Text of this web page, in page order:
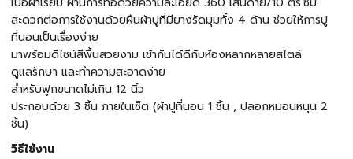
สะดวกต่อการใช้งานด้วยผืนผ้าปูที่มียางรัดมุมทั้ง 4 ด้าน ช่วยให้การปู
ที่นอนเป็นเรื่องง่าย
มาพร้อมดีไซน์สีพื้นสวยงาม เข้ากันได้ดีกับห้องหลากหลายสไตล์
ดูแลรักษา และทำความสะอาดง่าย
สำหรับฟูกขนาดไม่เกิน 12 นิ้ว
ประกอบด้วย 3 ชิ้น ภายในเซ็ต (ผ้าปูที่นอน 1 ชิ้น , ปลอกหมอนหนุน 2
ชิ้น)
วิธีใช้งาน